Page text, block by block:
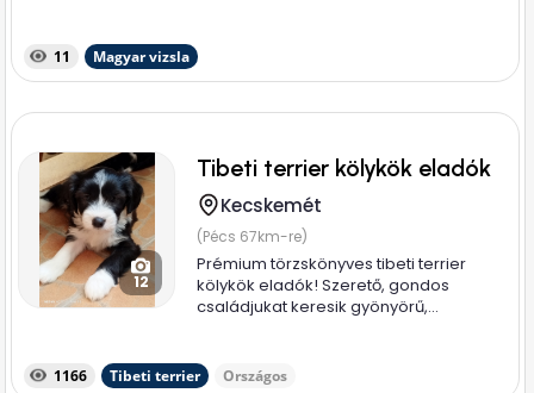
11 Magyar vizsla
12
Tibeti terrier kölykök eladók
Kecskemét
(Pécs 67km-re)
Prémium törzskönyves tibeti terrier
kölykök eladók! Szerető, gondos
családjukat keresik gyönyörű,...
1166 Tibeti terrier Országos